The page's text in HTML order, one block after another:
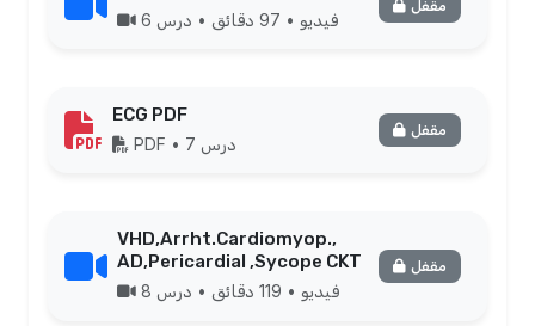
فيديو • 97 دقائق • درس 6
مقفل
ECG PDF
PDF • درس 7
مقفل
VHD,Arrht.Cardiomyop.,
AD,Pericardial ,Sycope CKT
فيديو • 119 دقائق • درس 8
مقفل